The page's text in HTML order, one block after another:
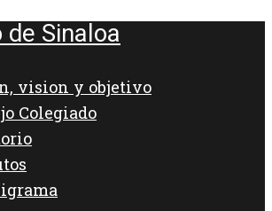
vision y objetivo
Colegiado